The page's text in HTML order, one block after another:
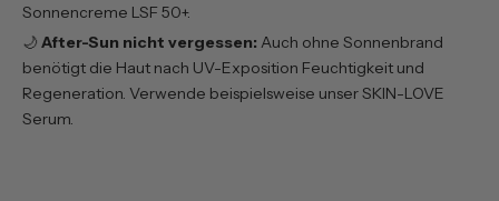
Sonnencreme LSF 50+.
🌙 After-Sun nicht vergessen: Auch ohne Sonnenbrand
benötigt die Haut nach UV-Exposition Feuchtigkeit und
Regeneration. Verwende beispielsweise unserSKIN-LOVE
Serum.